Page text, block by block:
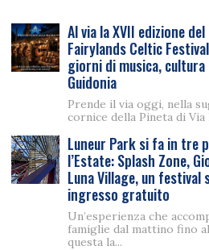
Al via la XVII edizione del
Fairylands Celtic
giorni di musica, cultura
Guidonia
Prende il via oggi, nella
cornice della Pineta di Via
Luneur Park si fa in tre
l’Estate: Splash Zone,
Luna Village, un festival
ingresso gratuito
Un’esperienza che
famiglie dal mattino fino
questa la...